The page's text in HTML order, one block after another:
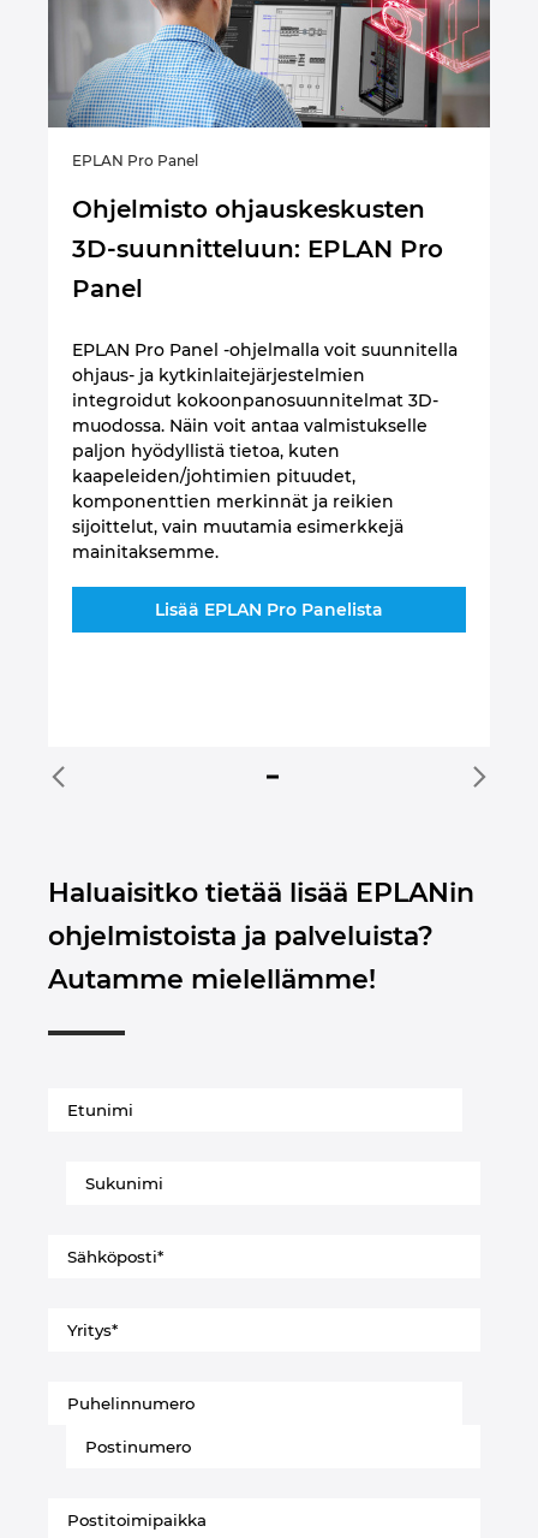
EPLAN Pro Panel
Ohjelmisto ohjauskeskusten
3D-suunnitteluun: EPLAN Pro
Panel
EPLAN Pro Panel -ohjelmalla voit suunnitella
ohjaus- ja kytkinlaitejärjestelmien
integroidut kokoonpanosuunnitelmat 3D-
muodossa. Näin voit antaa valmistukselle
paljon hyödyllistä tietoa, kuten
kaapeleiden/johtimien pituudet,
komponenttien merkinnät ja reikien
sijoittelut, vain muutamia esimerkkejä
mainitaksemme.
Lisää EPLAN Pro Panelista
Haluaisitko tietää lisää EPLANin
ohjelmistoista ja palveluista?
Autamme mielellämme!